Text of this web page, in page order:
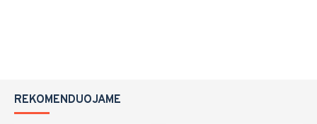
REKOMENDUOJAME